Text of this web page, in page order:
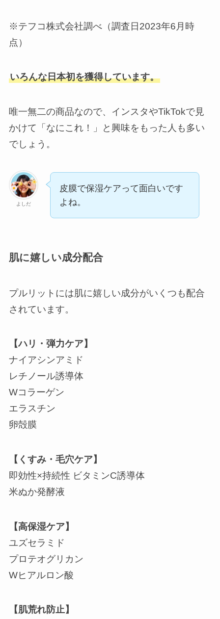
※テフコ株式会社調べ（調査日2023年6月時
点）
いろんな日本初を獲得しています。
唯一無二の商品なので、インスタやTikTokで見
かけて「なにこれ！」と興味をもった人も多い
でしょう。
よしだ
皮膜で保湿ケアって面白いです
よね。
肌に嬉しい成分配合
プルリットには肌に嬉しい成分がいくつも配合
されています。
【ハリ・弾力ケア】
ナイアシンアミド
レチノール誘導体
Wコラーゲン
エラスチン
卵殻膜
【くすみ・毛穴ケア】
即効性×持続性 ビタミンC誘導体
米ぬか発酵液
【高保湿ケア】
ユズセラミド
プロテオグリカン
Wヒアルロン酸
【肌荒れ防止】